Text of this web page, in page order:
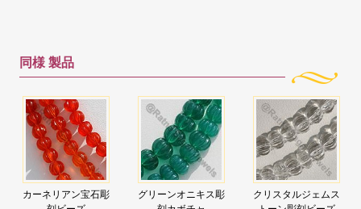
同様 製品
カーネリアン宝石彫
グリーンオニキス彫
クリスタルジェムス